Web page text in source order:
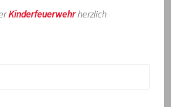
Kinderfeuerwehrherzlich